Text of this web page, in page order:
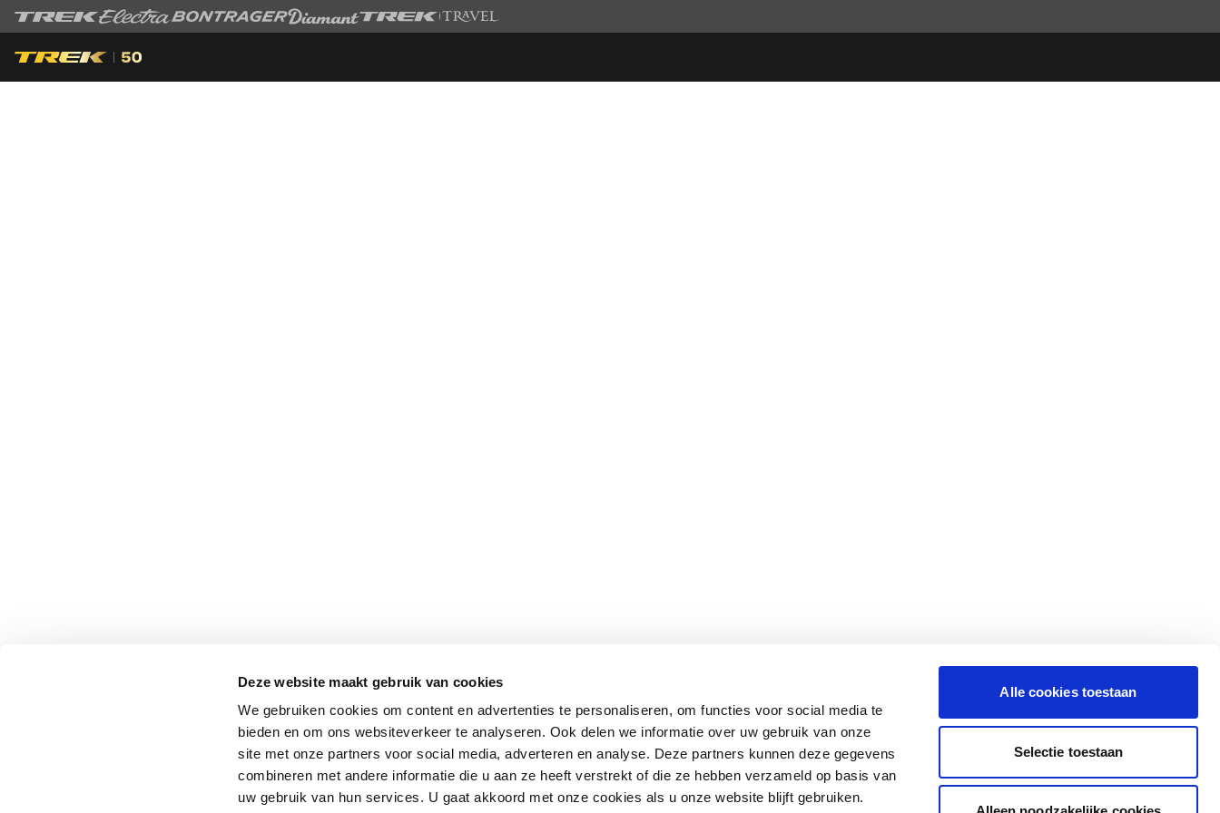
Deze website maakt gebruik van cookies
We gebruiken cookies om content en advertenties te personaliseren, om functies voor social media te
bieden en om ons websiteverkeer te analyseren. Ook delen we informatie over uw gebruik van onze
site met onze partners voor social media, adverteren en analyse. Deze partners kunnen deze gegevens
combineren met andere informatie die u aan ze heeft verstrekt of die ze hebben verzameld op basis van
uw gebruik van hun services. U gaat akkoord met onze cookies als u onze website blijft gebruiken.
Alle cookies toestaan
Selectie toestaan